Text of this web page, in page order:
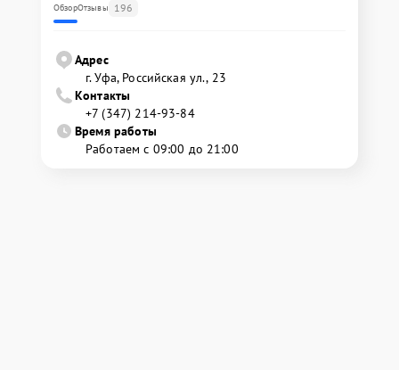
ОбзорОтзывы 196
Адрес
г. Уфа, Российская ул., 23
Контакты
+7 (347) 214-93-84
Время работы
Работаем с 09:00 до 21:00